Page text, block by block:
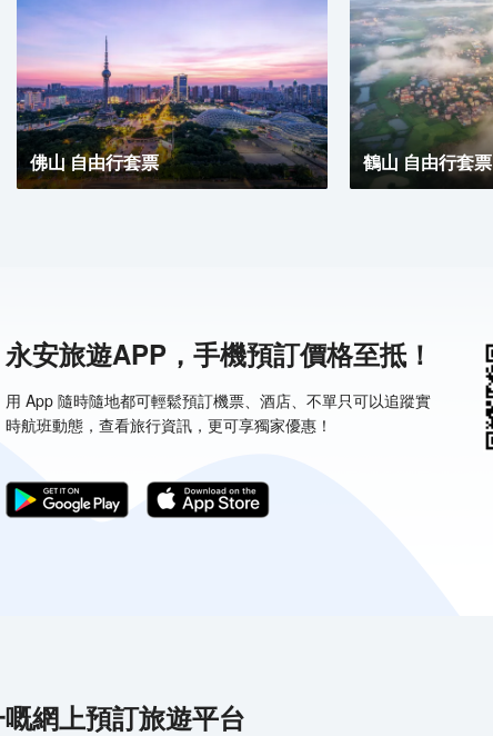
佛山 自由行套票 鶴山 自由行套票
永安旅遊APP，手機預訂價格至抵！
用 App 隨時隨地都可輕鬆預訂機票、酒店、不單只可以追蹤實
時航班動態，查看旅行資訊，更可享獨家優惠！
網上預訂旅遊平台